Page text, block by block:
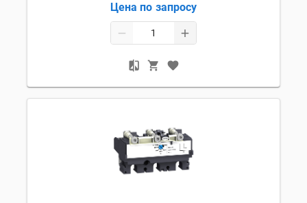
Цена по запросу